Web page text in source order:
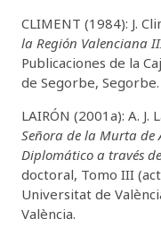
CLIMENT (1984): J.
la Región Valenciana
Publicaciones de la
de Segorbe, Segorbe.
LAIRÓN (2001a): A. J.
Señora de la Murta de
Diplomático a través
doctoral, Tomo III
Universitat de
València.